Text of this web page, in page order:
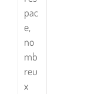
pac
e,
no
mb
reu
x